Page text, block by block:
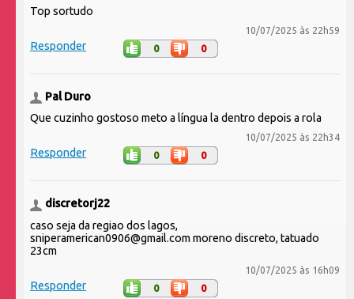
Top sortudo
10/07/2025 às 22h59
Responder 0 0
Pal Duro
Que cuzinho gostoso meto a língua la dentro depois a rola
10/07/2025 às 22h34
Responder 0 0
discretorj22
caso seja da regiao dos lagos,
sniperamerican0906@gmail.com moreno discreto, tatuado
23cm
10/07/2025 às 16h09
Responder 0 0